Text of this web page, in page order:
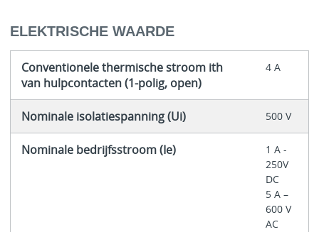
ELEKTRISCHE WAARDE
Conventionele thermische stroom ith
van hulpcontacten (1-polig, open)
4 A
Nominale isolatiespanning (Ui) 500 V
Nominale bedrijfsstroom (Ie)
1 A -
250V
DC
5 A –
600 V
AC